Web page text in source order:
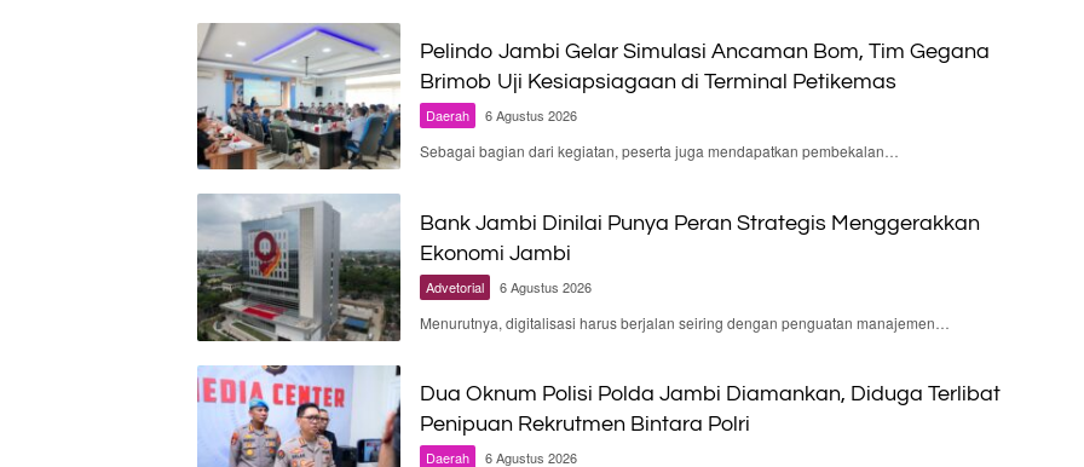
Pelindo Jambi Gelar Simulasi Ancaman Bom, Tim Gegana
Brimob Uji Kesiapsiagaan di Terminal Petikemas
Daerah 6 Agustus 2026
Sebagai bagian dari kegiatan, peserta juga mendapatkan pembekalan…
Bank Jambi Dinilai Punya Peran Strategis Menggerakkan
Ekonomi Jambi
Advetorial 6 Agustus 2026
Menurutnya, digitalisasi harus berjalan seiring dengan penguatan manajemen…
Dua Oknum Polisi Polda Jambi Diamankan, Diduga Terlibat
Penipuan Rekrutmen Bintara Polri
Daerah 6 Agustus 2026